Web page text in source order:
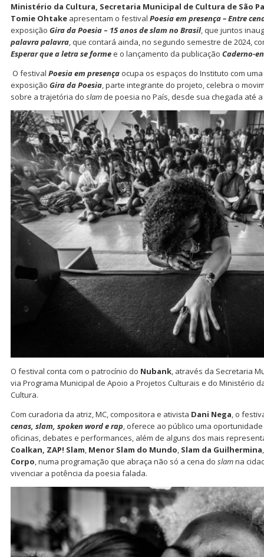
Ministério da Cultura, Secretaria Municipal de Cultura de São
Tomie Ohtake apresentam o festival Poesia em presença – Entre
exposição Gira da Poesia – 15 anos de slam no Brasil, que juntos
palavra palavra, que contará ainda, no segundo semestre de 2024,
Esperar que a letra se formee o lançamento da publicação Caderno-
O festival Poesia em presença ocupa os espaços do Instituto com
exposição Gira da Poesia, parte integrante do projeto, celebra o
sobre a trajetória do slam de poesia no País, desde sua chegada até
O festival conta com o patrocínio do Nubank, através da Secretaria
via Programa Municipal de Apoio a Projetos Culturais e do Ministério
Cultura.
Com curadoria da atriz, MC, compositora e ativista Dani Nega, o
cenas, slam, spoken word e rap, oferece ao público uma
oficinas, debates e performances, além de alguns dos mais
Coalkan, ZAP! Slam, Menor Slam do Mundo, Slam da Guilhermina
Corpo, numa programação que abraça não só a cena do slamna
vivenciar a potência da poesia falada.